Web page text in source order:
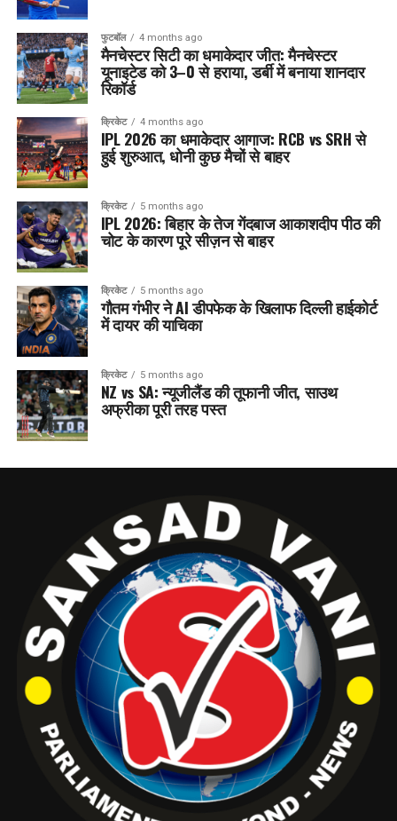
फुटबॉल 4 months ago
मैनचेस्टर सिटी का धमाकेदार जीत: मैनचेस्टर
यूनाइटेड को 3–0 से हराया, डर्बी में बनाया शानदार
रिकॉर्ड
क्रिकेट 4 months ago
IPL 2026 का धमाकेदार आगाज: RCB vs SRH से
हुई शुरुआत, धोनी कुछ मैचों से बाहर
क्रिकेट 5 months ago
IPL 2026: बिहार के तेज गेंदबाज आकाशदीप पीठ की
चोट के कारण पूरे सीज़न से बाहर
क्रिकेट 5 months ago
गौतम गंभीर ने AI डीपफेक के खिलाफ दिल्ली हाईकोर्ट
में दायर की याचिका
क्रिकेट 5 months ago
NZ vs SA: न्यूजीलैंड की तूफानी जीत, साउथ
अफ्रीका पूरी तरह पस्त